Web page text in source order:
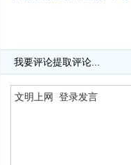
我要评论提取评论...